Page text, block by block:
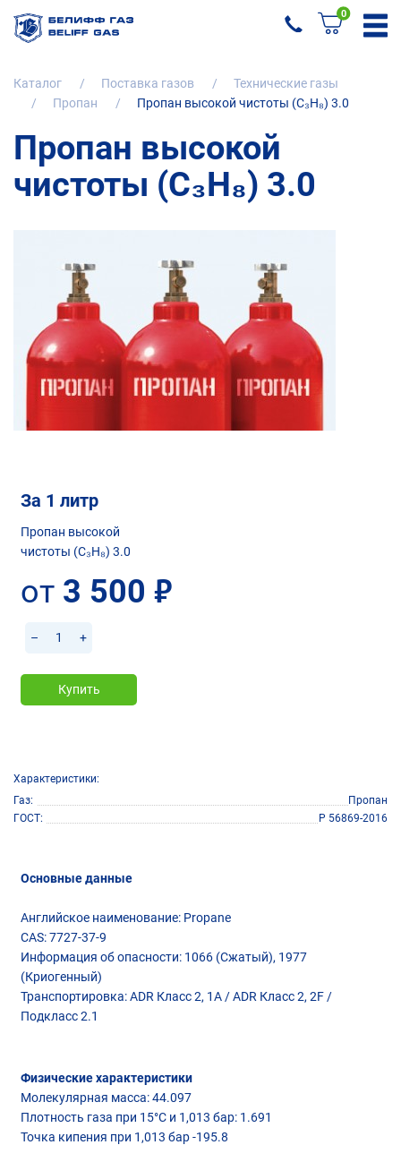
0
Каталог Поставка газов
Технические газы
Пропан
Пропан высокой чистоты (C₃H₈) 3.0
Пропан высокой
чистоты (C₃H₈) 3.0
За 1 литр
Пропан высокой
чистоты (C₃H₈) 3.0
от 3 500 руб.
– +
Купить
Характеристики:
Газ
Пропан
ГОСТ
Р 56869-2016
Основные данные
Английское наименование: Propane
CAS: 7727-37-9
Информация об опасности: 1066 (Сжатый), 1977
(Криогенный)
Транспортировка: ADR Класс 2, 1A / ADR Класс 2, 2F /
Подкласс 2.1
Физические характеристики
Молекулярная масса: 44.097
Плотность газа при 15°С и 1,013 бар: 1.691
Точка кипения при 1,013 бар -195.8